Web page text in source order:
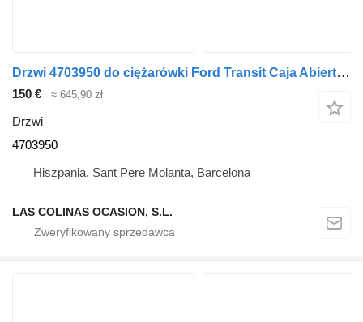
Drzwi 4703950 do ciężarówki Ford Transit Caja Abierta (TT9)(2006->)
150 € ≈ 645,90 zł
Drzwi
4703950
Hiszpania, Sant Pere Molanta, Barcelona
LAS COLINAS OCASION, S.L.